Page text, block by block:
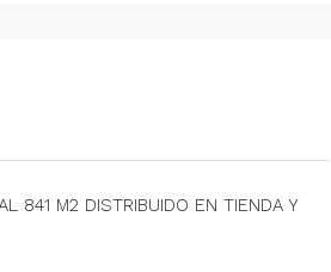
841 M2 DISTRIBUIDO EN TIENDA Y